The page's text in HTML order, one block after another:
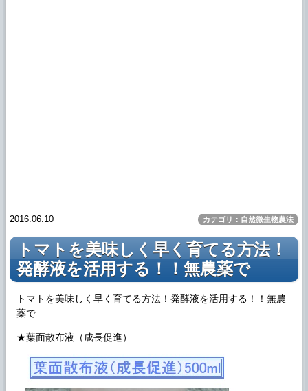
2016.06.10 カテゴリ：自然微生物農法
トマトを美味しく早く育てる方法！
発酵液を活用する！！無農薬で
トマトを美味しく早く育てる方法！発酵液を活用する！！無農
薬で
★葉面散布液（成長促進）